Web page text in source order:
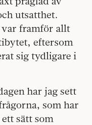
utsatthet.
var framför allt
eftersom
sig tydligare i
har jag sett
som har
sätt som